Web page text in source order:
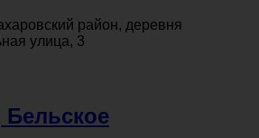
район, деревня
улица, 3